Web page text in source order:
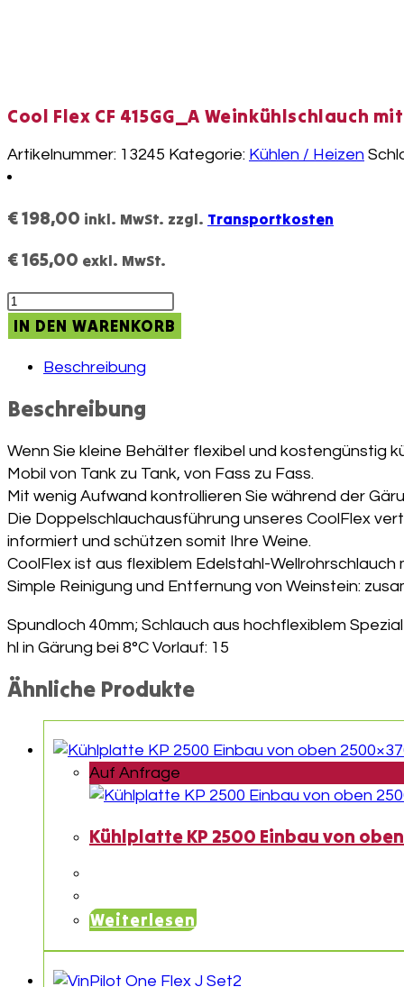
Cool Flex CF 415GG_A Weinkühlschlauch
Artikelnummer: 13245 Kategorie: Kühlen / Heizen
€198,00 inkl. MwSt. zzgl. Transportkosten
€165,00 exkl. MwSt.
Cool
Flex
415GG_A
mit
und
Gärglas
Menge
IN DEN WARENKORB
Beschreibung
Beschreibung
Wenn Sie kleine Behälter flexibel und kostengünstig
Mobil von Tank zu Tank, von Fass zu Fass.
Mit wenig Aufwand kontrollieren Sie während der
Die Doppelschlauchausführung unseres CoolFlex
informiert und schützen somit Ihre Weine.
CoolFlex ist aus flexiblem Edelstahl-
Simple Reinigung und Entfernung von Weinstein:
Spundloch 40mm; Schlauch aus hochflexiblem
hl in Gärung bei 8°C Vorlauf: 15
Ähnliche Produkte
Auf Anfrage
Kühlplatte KP 2500 Einbau von
Weiterlesen